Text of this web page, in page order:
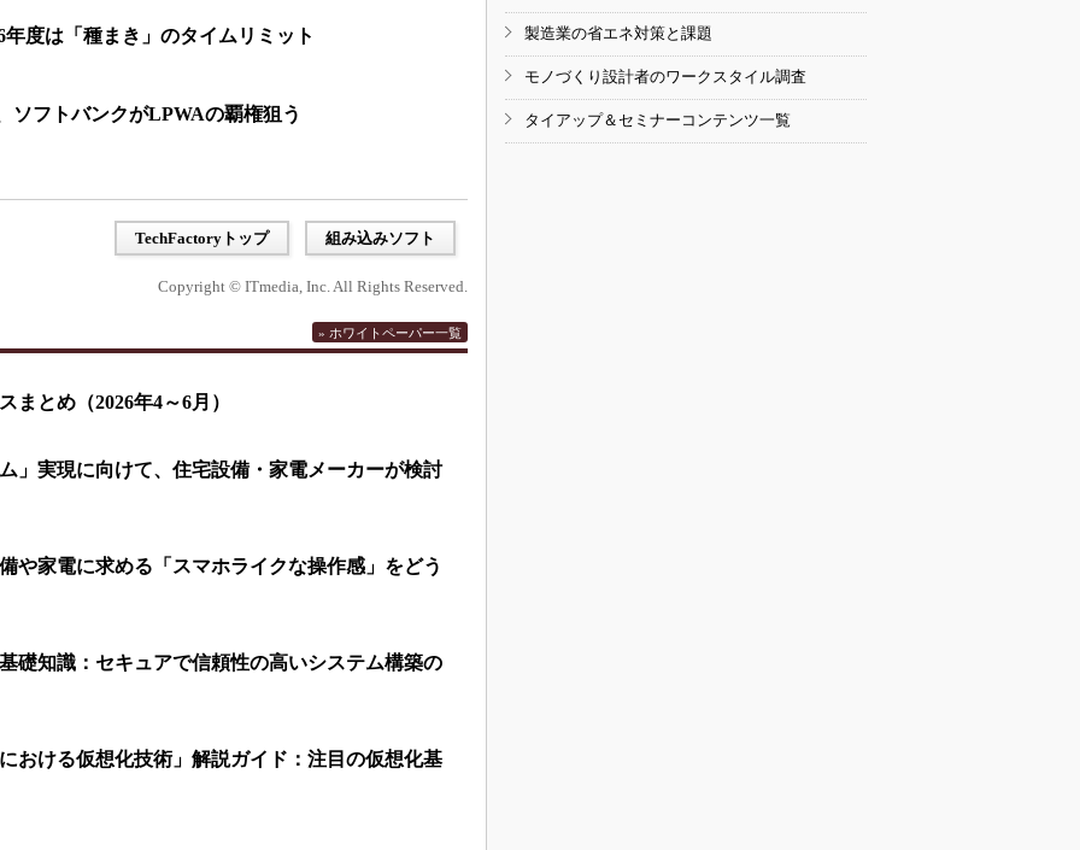
度は「種まき」のタイムリミット
ソフトバンクがLPWAの覇権狙う
TechFactoryトップ 組み込みソフト
Copyright © ITmedia, Inc. All Rights Reserved.
» ホワイトペーパー一覧
まとめ（2026年4～6月）
」実現に向けて、住宅設備・家電メーカーが検討
や家電に求める「スマホライクな操作感」をどう
礎知識：セキュアで信頼性の高いシステム構築の
おける仮想化技術」解説ガイド：注目の仮想化基
製造業の省エネ対策と課題
モノづくり設計者のワークスタイル調査
タイアップ＆セミナーコンテンツ一覧